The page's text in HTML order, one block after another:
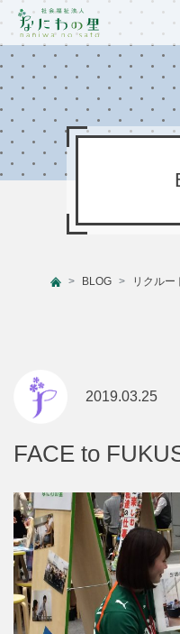
トップ
法人概要/アクセス
こども/相談支援
新着情報
BLOG リクルー
2019.03.25
FACE to